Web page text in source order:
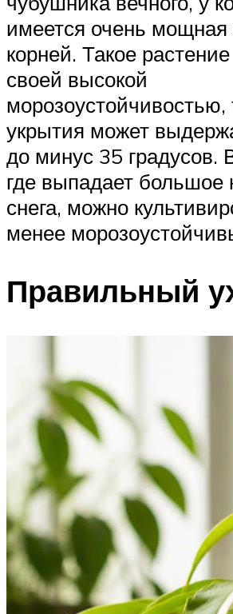
имеется очень мощная
корней. Такое
своей высокой
морозоустойчивостью,
укрытия может
до минус 35 градусов.
где выпадает большое
снега, можно
менее
Правильный